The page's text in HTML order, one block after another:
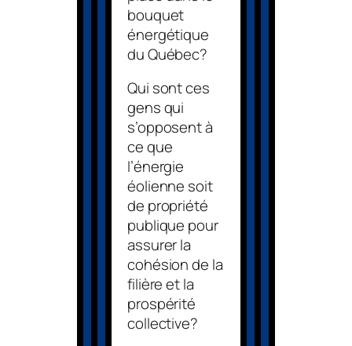
bouquet
énergétique
du Québec?
Qui sont ces
gens qui
s’opposent à
ce que
l’énergie
éolienne soit
de propriété
publique pour
assurer la
cohésion de la
filière et la
prospérité
collective?